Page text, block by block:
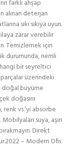
farklı ahşap
alınan deterjan
sıkı sıkıya uyun.
zarar verebilir
Temizlemek için
durumunda, nemli
bir seyreltici
üzerindeki
doğal büyüme
doğasını
vs.’yi absorbe
suya, aşırı
Direkt
– Modern Ofis